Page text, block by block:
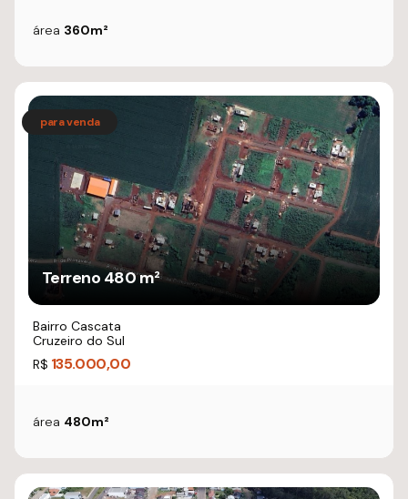
área 360m²
Terreno 480 m²
Bairro Cascata
Cruzeiro do Sul
R$ 135.000,00
área 480m²